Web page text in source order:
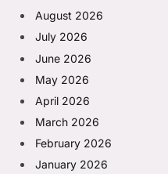
August 2026
July 2026
June 2026
May 2026
April 2026
March 2026
February 2026
January 2026